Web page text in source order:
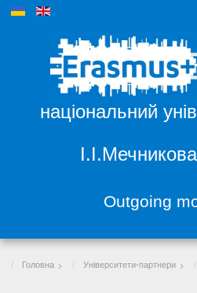
національний
І.І.Мечникова
Outgoing
Головна Університети-партнери